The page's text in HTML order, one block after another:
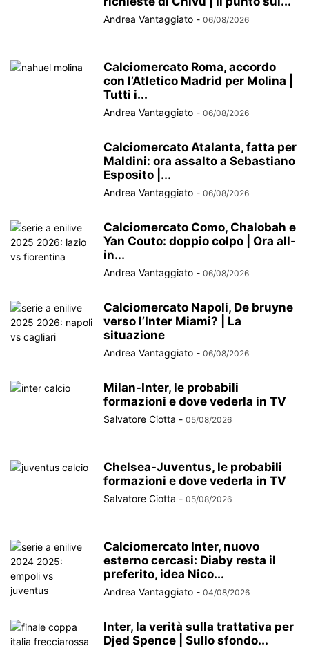
Andrea Vantaggiato - 06/08/2026
Calciomercato Roma, accordo
con l’Atletico Madrid per Molina |
Tutti i...
Andrea Vantaggiato - 06/08/2026
Calciomercato Atalanta, fatta per
Maldini: ora assalto a Sebastiano
Esposito |...
Andrea Vantaggiato - 06/08/2026
Calciomercato Como, Chalobah e
Yan Couto: doppio colpo | Ora all-
in...
Andrea Vantaggiato - 06/08/2026
Calciomercato Napoli, De bruyne
verso l’Inter Miami? | La
situazione
Andrea Vantaggiato - 06/08/2026
Milan-Inter, le probabili
formazioni e dove vederla in TV
Salvatore Ciotta - 05/08/2026
Chelsea-Juventus, le probabili
formazioni e dove vederla in TV
Salvatore Ciotta - 05/08/2026
Calciomercato Inter, nuovo
esterno cercasi: Diaby resta il
preferito, idea Nico...
Andrea Vantaggiato - 04/08/2026
Inter, la verità sulla trattativa per
Djed Spence | Sullo sfondo...